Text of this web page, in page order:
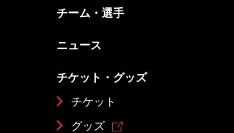
チーム・選手
ニュース
チケット・グッズ
チケット
グッズ